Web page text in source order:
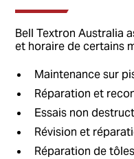
Bell Textron Australia
et horaire de certains
Maintenance sur
Réparation et
Essais non
Révision et
Réparation de